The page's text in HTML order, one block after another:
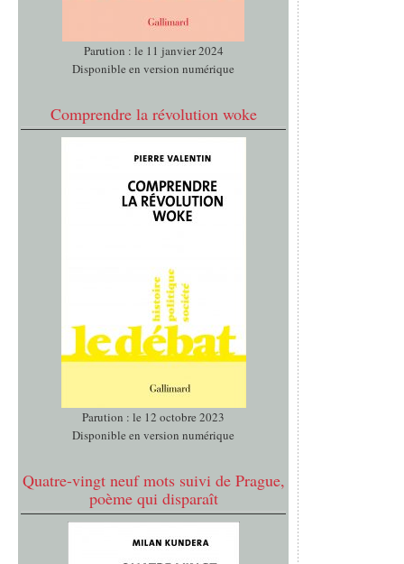
Parution : le 11 janvier 2024
Disponible en version numérique
Comprendre la révolution woke
Parution : le 12 octobre 2023
Disponible en version numérique
Quatre-vingt neuf mots suivi de Prague,
poème qui disparaît